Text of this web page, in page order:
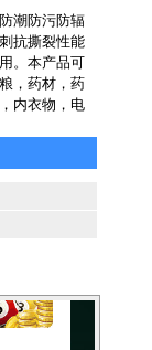
潮防污防辐
抗撕裂性能
。本产品可
，药材，药
内衣物，电